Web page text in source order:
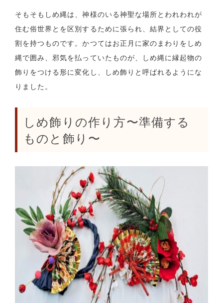
そもそもしめ縄は、神様のいる神聖な場所とわれわれが
住む俗世界とを区別するために張られ、結界としての役
割を持つものです。かつてはお正月に家のまわりをしめ
縄で囲み、邪気を払っていたものが、しめ縄に縁起物の
飾りをつける形に変化し、しめ飾りと呼ばれるようにな
りました。
しめ飾りの作り方〜準備する
ものと飾り〜